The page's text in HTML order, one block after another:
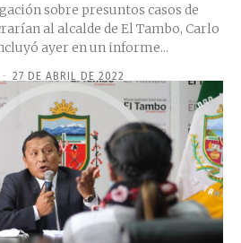
sobre presuntos casos de
al alcalde de El Tambo, Carlo
ayer en un informe...
- 27 DE ABRIL DE 2022